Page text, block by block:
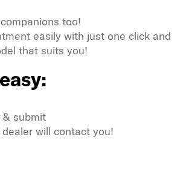
too!
easily with just one click and
that suits you!
& submit
will contact you!